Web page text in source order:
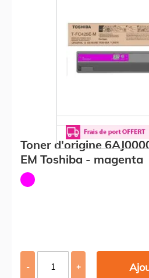
Toner d'origine
EM Toshiba - magenta
- +